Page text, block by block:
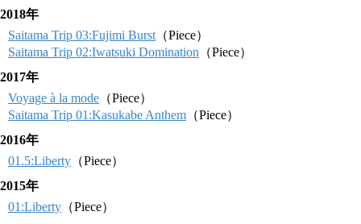
2018年
Saitama Trip 03:Fujimi Burst （Piece）
Saitama Trip 02:Iwatsuki Domination （Piece）
2017年
Voyage à la mode （Piece）
Saitama Trip 01:Kasukabe Anthem （Piece）
2016年
01.5:Liberty （Piece）
2015年
01:Liberty （Piece）